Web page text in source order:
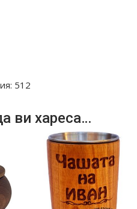
512
ви хареса…